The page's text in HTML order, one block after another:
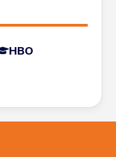
HBO